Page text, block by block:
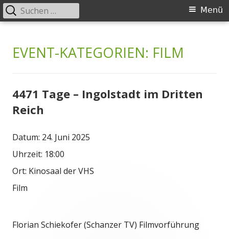
zum
Inhalt
Primäres
Menü
Suchen
nach:
EVENT-KATEGORIEN: FILM
4471 Tage – Ingolstadt im Dritten
Reich
Datum: 24. Juni 2025
Uhrzeit: 18:00
Ort: Kinosaal der VHS
Film
Florian Schiekofer (Schanzer TV) Filmvorführung